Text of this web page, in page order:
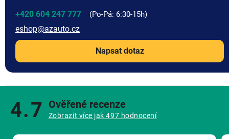
+420 604 247 777
eshop@azauto.cz
Napsat dotaz
4.7 Ověřené recenze
Zobrazit více jak 497 hodnocení